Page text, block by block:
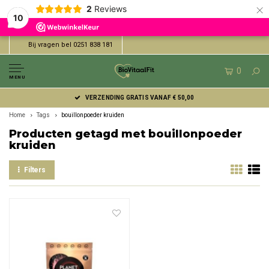
10
2 Reviews ×
Bij vragen bel 0251 838 181
MENU
0
VERZENDING GRATIS VANAF € 50,00
Home Tags bouillonpoeder kruiden
Producten getagd met bouillonpoeder
kruiden
Filters